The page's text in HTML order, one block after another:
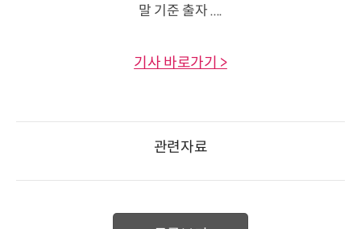
말 기준 출자 ....
기사 바로가기 >
관련자료